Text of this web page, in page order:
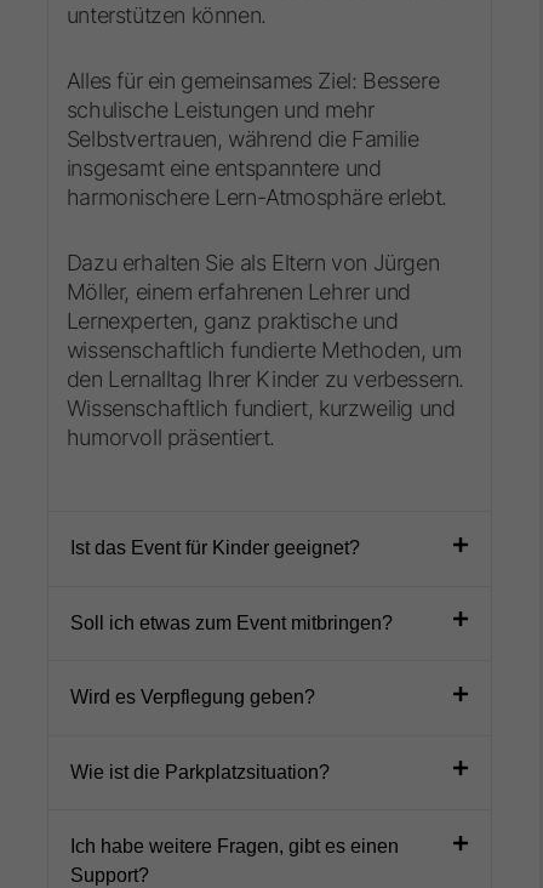
unterstützen können.
Alles für ein gemeinsames Ziel: Bessere
schulische Leistungen und mehr
Selbstvertrauen, während die Familie
insgesamt eine entspanntere und
harmonischere Lern-Atmosphäre erlebt.
Dazu erhalten Sie als Eltern von Jürgen
Möller, einem erfahrenen Lehrer und
Lernexperten, ganz praktische und
wissenschaftlich fundierte Methoden, um
den Lernalltag Ihrer Kinder zu verbessern.
Wissenschaftlich fundiert, kurzweilig und
humorvoll präsentiert.
Ist das Event für Kinder geeignet?
Soll ich etwas zum Event mitbringen?
Wird es Verpflegung geben?
Wie ist die Parkplatzsituation?
Ich habe weitere Fragen, gibt es einen
Support?